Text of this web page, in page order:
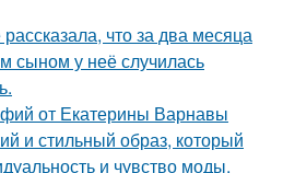
что за два месяца
сыном у неё случилась
от Екатерины Варнавы
и стильный образ, который
и чувство моды.